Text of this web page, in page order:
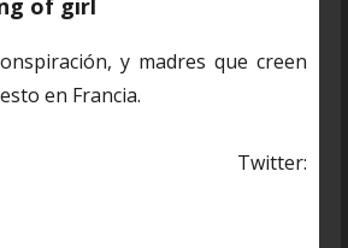
y madres que creen
en Francia.